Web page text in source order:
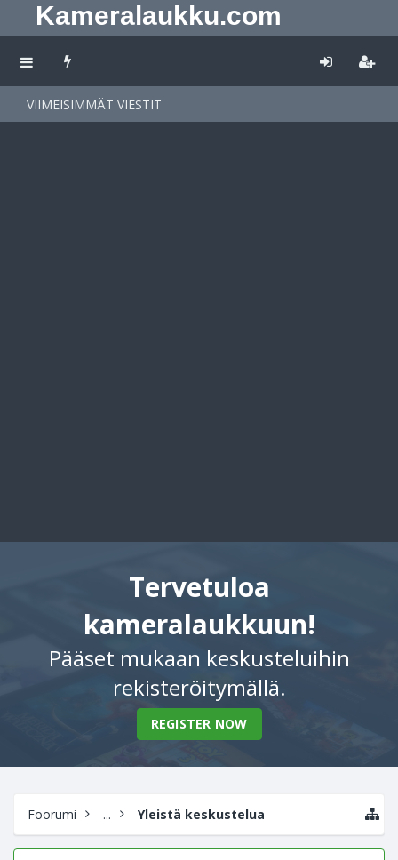
Kameralaukku.com
VIIMEISIMMÄT VIESTIT
Tervetuloa
kameralaukkuun!
Pääset mukaan keskusteluihin
rekisteröitymällä.
REGISTER NOW
Foorumi ... Yleistä keskustelua